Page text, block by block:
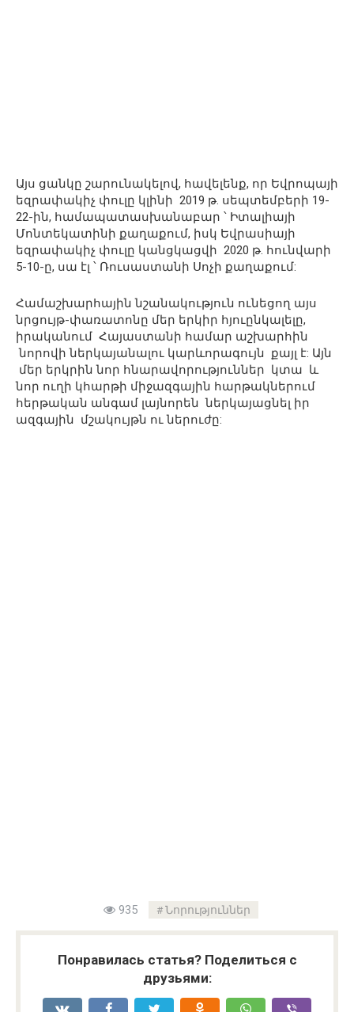
Այս ցանկը շարունակելով, հավելենք, որ Եվրոպայի
եզրափակիչ փուլը կլինի 2019 թ. սեպտեմբերի 19-
22-ին, համապատասխանաբար ՝ Իտալիայի
Մոնտեկատինի քաղաքում, իսկ Եվրասիայի
եզրափակիչ փուլը կանցկացվի 2020 թ. հունվարի
5-10-ը, սա էլ ՝ Ռուսաստանի Սոչի քաղաքում:
Համաշխարհային նշանակություն ունեցող այս
նրցույթ-փառատոնը մեր երկիր հյուընկալելը,
իրականում Հայաստանի համար աշխարհին
նորովի ներկայանալու կարևորագույն քայլ է: Այն
մեր երկրին նոր հնարավորություններ կտա և
նոր ուղի կհարթի միջազգային հարթակներում
հերթական անգամ լայնորեն ներկայացնել իր
ազգային մշակույթն ու ներուժը:
935 Նորություններ
Понравилась статья? Поделиться с
друзьями: